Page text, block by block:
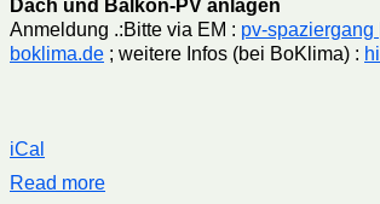
Dach und Balkon-PV anlagen
Anmeldung .:Bitte via EM : pv-spaziergang
boklima.de ; weitere Infos (bei BoKlima) :
iCal
Read more